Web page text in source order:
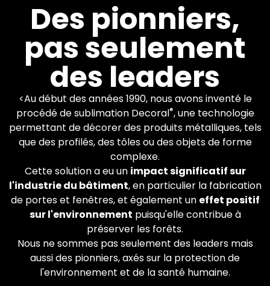
Plus de 600 machines
Decoral dans le monde.
Vous appliquez les finitions
que vous souhaitez.
En savoir plus
Des pionniers,
pas seulement
des leaders
<Au début des années 1990, nous avons inventé le
procédé de sublimation Decoral®, une technologie
permettant de décorer des produits métalliques, tels
que des profilés, des tôles ou des objets de forme
complexe.
Cette solution a eu un impact significatif sur
l'industrie du bâtiment, en particulier la fabrication
de portes et fenêtres, et également un effet positif
sur l'environnement puisqu'elle contribue à
préserver les forêts.
Nous ne sommes pas seulement des leaders mais
aussi des pionniers, axés sur la protection de
l'environnement et de la santé humaine.